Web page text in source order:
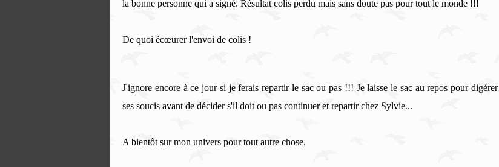
la bonne personne qui a signé. Résultat colis perdu mais sans doute pas pour tout le monde !!!
De quoi écœurer l'envoi de colis !
J'ignore encore à ce jour si je ferais repartir le sac ou pas !!! Je laisse le sac au repos pour digérer
ses soucis avant de décider s'il doit ou pas continuer et repartir chez Sylvie...
A bientôt sur mon univers pour tout autre chose.